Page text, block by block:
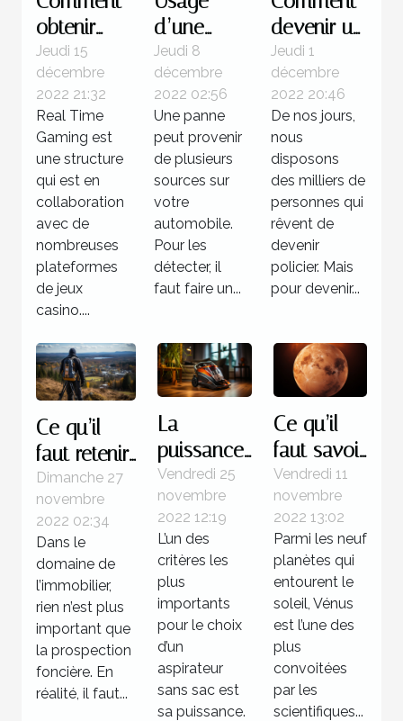
obtenir
des
jackpots
sur Real
Time
Gaming ?
Jeudi 15
décembre
2022 21:32
Real Time
Gaming est
une structure
qui est en
collaboration
avec de
nombreuses
plateformes
de jeux
casino....
d’une
valise
diagnostic
: Quelle
utilité pour
votre
voiture ?
Jeudi 8
décembre
2022 02:56
Une panne
peut provenir
de plusieurs
sources sur
votre
automobile.
Pour les
détecter, il
faut faire un...
devenir un
policier ?
Jeudi 1
décembre
2022 20:46
De nos jours,
nous
disposons
des milliers de
personnes qui
rêvent de
devenir
policier. Mais
pour devenir...
Ce qu’il
faut retenir
à propos
des
logiciels de
prospection
foncière
Dimanche 27
novembre
2022 02:34
Dans le
domaine de
l’immobilier,
rien n’est plus
important que
la prospection
foncière. En
réalité, il faut...
La
puissance
d’un
aspirateur
sans sac
Vendredi 25
novembre
2022 12:19
L’un des
critères les
plus
importants
pour le choix
d’un
aspirateur
sans sac est
sa puissance.
Ce qu’il
faut savoir
de la
planète
Vénus
Vendredi 11
novembre
2022 13:02
Parmi les neuf
planètes qui
entourent le
soleil, Vénus
est l’une des
plus
convoitées
par les
scientifiques...